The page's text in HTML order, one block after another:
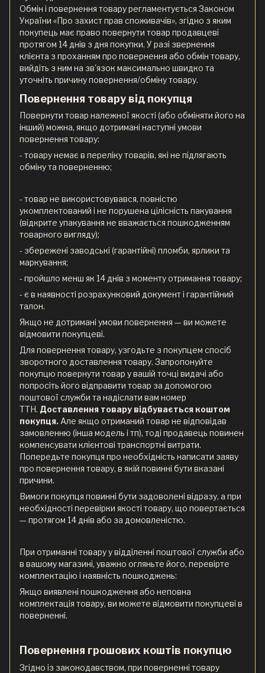
Обмін і повернення товару регламентується Законом
України «Про захист прав споживачів», згідно з яким
покупець має право повернути товар продавцеві
протягом 14 днів з дня покупки. У разі звернення
клієнта з проханням про повернення або обмін товару,
вийдіть з ним на зв'язок максимально швидко та
уточніть причину повернення/обміну товару.
Повернення товару від покупця
Повернути товар належної якості (або обміняти його на
інший) можна, якщо дотримані наступні умови
повернення товару:
- товару немає в переліку товарів, які не підлягають
обміну та поверненню;
- товар не використовувався, повністю
укомплектований і не порушена цілісність пакування
(відкрите упакування не вважається пошкодженням
товарного вигляду);
- збережені заводські (гарантійні) пломби, ярлики та
маркування;
- пройшло менш як 14 днів з моменту отримання товару;
- є в наявності розрахунковий документ і гарантійний
талон.
Якщо не дотримані умови повернення — ви можете
відмовити покупцеві.
Для повернення товару, узгодьте з покупцем спосіб
зворотного доставлення товару. Запропонуйте
покупцю повернути товар у вашій точці видачі або
попросіть його відправити товар за допомогою
поштової служби та надіслати вам номер
ТТН. Доставлення товару відбувається коштом
покупця. Але якщо отриманий товар не відповідав
замовленню (інша модель і тп), тоді продавець повинен
компенсувати клієнтові транспортні витрати.
Попередьте покупця про необхідність написати заяву
про повернення товару, в якій повинні бути вказані
причини.
Вимоги покупця повинні бути задоволені відразу, а при
необхідності перевірки якості товару, що повертається
— протягом 14 днів або за домовленістю.
При отриманні товару у відділенні поштової служби або
в вашому магазині, уважно огляньте його, перевірте
комплектацію і наявність пошкоджень:
Якщо виявлені пошкодження або неповна
комплектація товару, ви можете відмовити покупцеві в
поверненні.
Повернення грошових коштів покупцю
Згідно із законодавством, при поверненні товару